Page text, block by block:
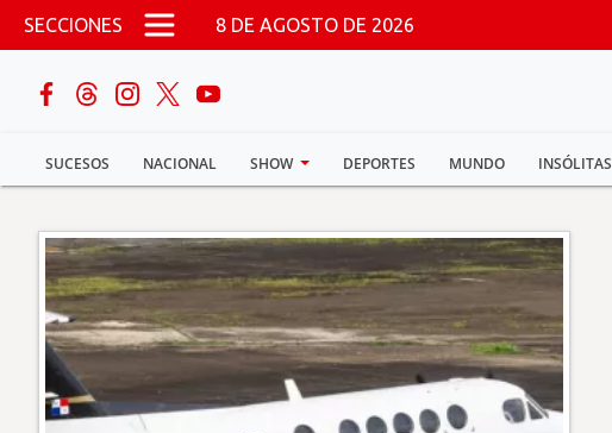
Pasar al contenido principal
SECCIONES 8 DE AGOSTO DE 2026
SUCESOS NACIONAL SHOW DEPORTES MUNDO INSÓLITAS
buscar
Sucesos
Nacional
Política
Show